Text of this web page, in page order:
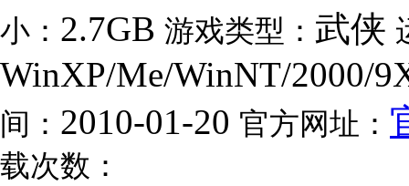
小： 2.7GB 游戏类型： 武侠
WinXP/Me/WinNT/2000/
间： 2010-01-20 官方网址：
载次数：